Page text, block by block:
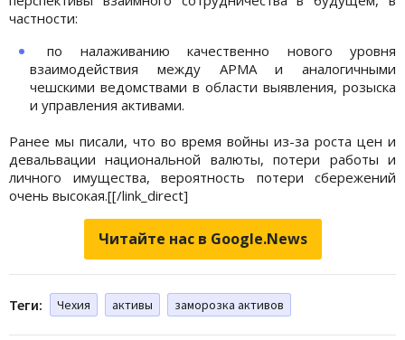
частности:
по налаживанию качественно нового уровня
взаимодействия между АРМА и аналогичными
чешскими ведомствами в области выявления, розыска
и управления активами.
Ранее мы писали, что во время войны из-за роста цен и
девальвации национальной валюты, потери работы и
личного имущества, вероятность потери сбережений
очень высокая.[[/link_direct]
Читайте нас в Google.News
Теги: Чехия активы заморозка активов